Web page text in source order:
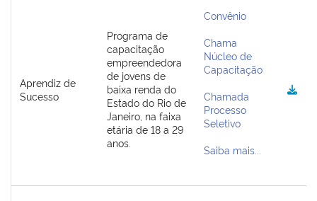
Legislação
Auxiliares de Comércio
Aprendiz de
Sucesso
Programa de
capacitação
empreendedora
de jovens de
baixa renda do
Estado do Rio de
Janeiro, na faixa
etária de 18 a 29
anos.
Convênio
Chama
Núcleo de
Capacitação
Chamada
Processo
Seletivo
Saiba mais...